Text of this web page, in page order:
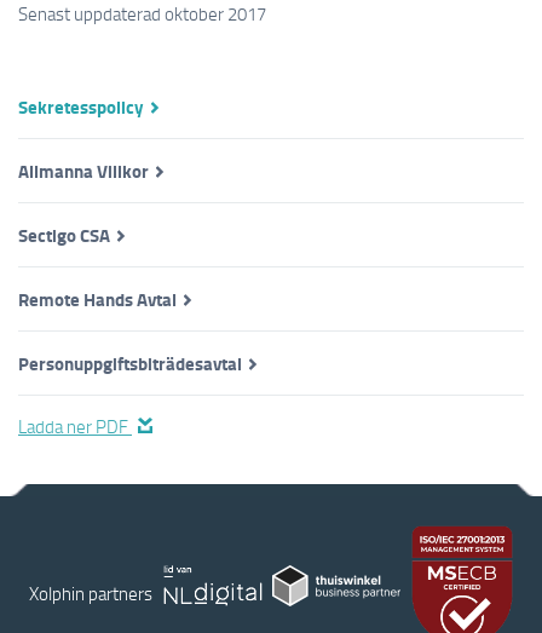
Senast uppdaterad oktober 2017
Sekretesspolicy
Allmanna Villkor
Sectigo CSA
Remote Hands Avtal
Personuppgiftsbiträdesavtal
Ladda ner PDF
Xolphin partners